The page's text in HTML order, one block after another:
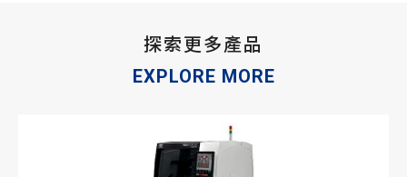
探索更多產品
EXPLORE MORE